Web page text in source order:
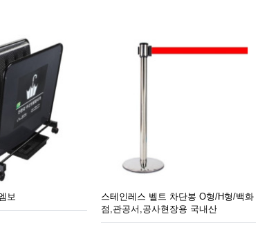
보
스테인레스 벨트 차단봉 O형/H형/백화
점,관공서,공사현장용 국내산